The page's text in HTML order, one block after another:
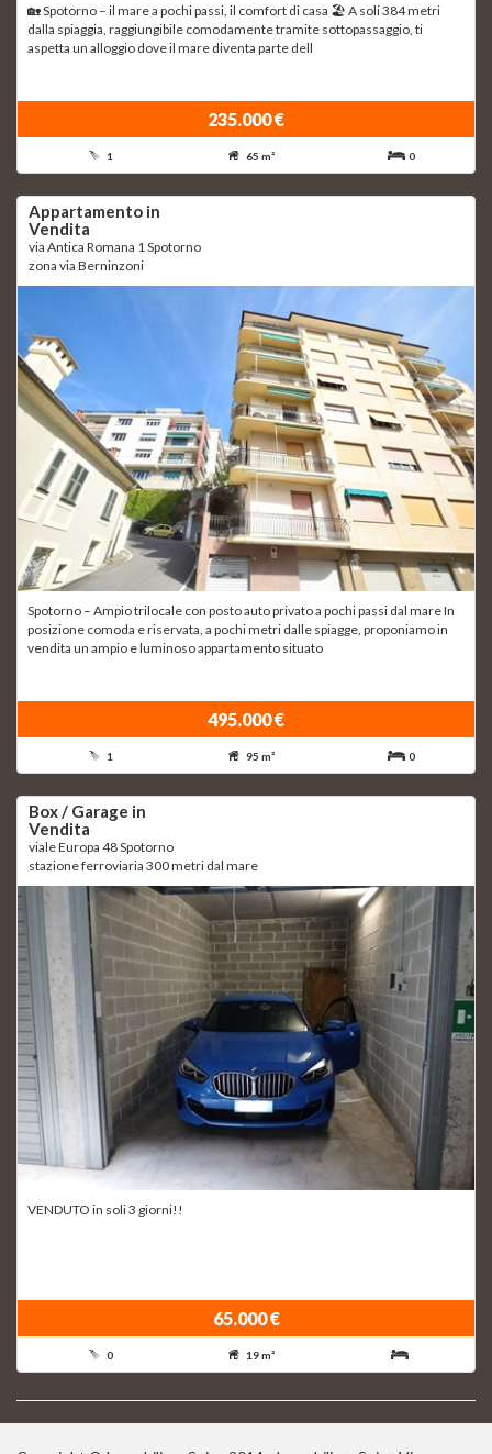
🏡 Spotorno – il mare a pochi passi, il comfort di casa 🏖 A soli 384 metri
dalla spiaggia, raggiungibile comodamente tramite sottopassaggio, ti
aspetta un alloggio dove il mare diventa parte dell
235.000 €
1 65 m² 0
Appartamento in
Vendita
via Antica Romana 1 Spotorno
zona via Berninzoni
Spotorno – Ampio trilocale con posto auto privato a pochi passi dal mare In
posizione comoda e riservata, a pochi metri dalle spiagge, proponiamo in
vendita un ampio e luminoso appartamento situato
495.000 €
1 95 m² 0
Box / Garage in
Vendita
viale Europa 48 Spotorno
stazione ferroviaria 300 metri dal mare
VENDUTO in soli 3 giorni!!
65.000 €
0 19 m²